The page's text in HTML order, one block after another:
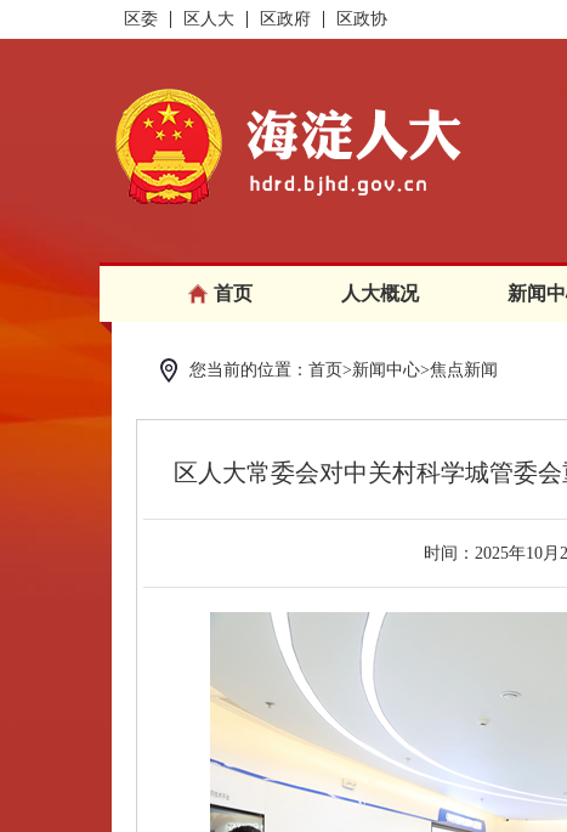
区委 区人大 区政府 区政协
首页 人大概况 新闻
您当前的位置：首页>新闻中心>焦点新闻
区人大常委会对中关村科学城管委
时间： 2025年10月